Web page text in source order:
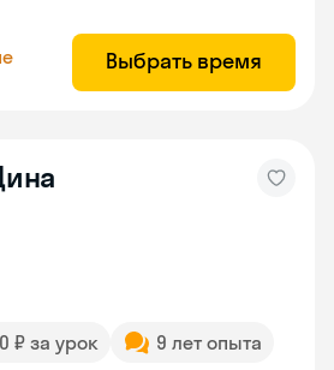
Выбрать время
₽ за урок
9 лет опыта